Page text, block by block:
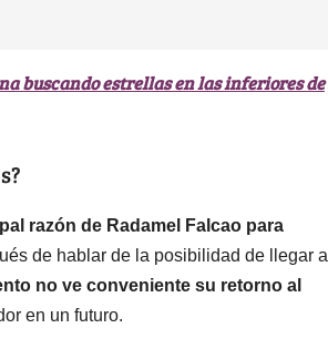
buscando estrellas en las inferiores de
razón de Radamel Falcao para
de hablar de la posibilidad de llegar a
no ve conveniente su retorno al
en un futuro.